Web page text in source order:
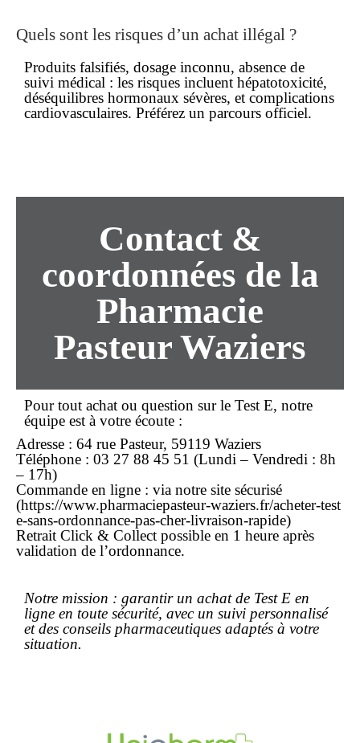
Quels sont les risques d’un achat illégal ?
Produits falsifiés, dosage inconnu, absence de
suivi médical : les risques incluent hépatotoxicité,
déséquilibres hormonaux sévères, et complications
cardiovasculaires. Préférez un parcours officiel.
Contact &
coordonnées de la
Pharmacie
Pasteur Waziers
Pour tout achat ou question sur le Test E, notre
équipe est à votre écoute :
Adresse : 64 rue Pasteur, 59119 Waziers
Téléphone : 03 27 88 45 51 (Lundi – Vendredi : 8h
– 17h)
Commande en ligne : via notre site sécurisé
(https://www.pharmaciepasteur-waziers.fr/acheter-test
e-sans-ordonnance-pas-cher-livraison-rapide)
Retrait Click & Collect possible en 1 heure après
validation de l’ordonnance.
Notre mission : garantir un achatde Test E en
ligne en toute sécurité, avec un suivi personnalisé
et des conseils pharmaceutiques adaptés à votre
situation.